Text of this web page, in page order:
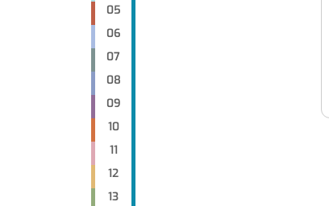
05
06
07
08
09
10
11
12
13